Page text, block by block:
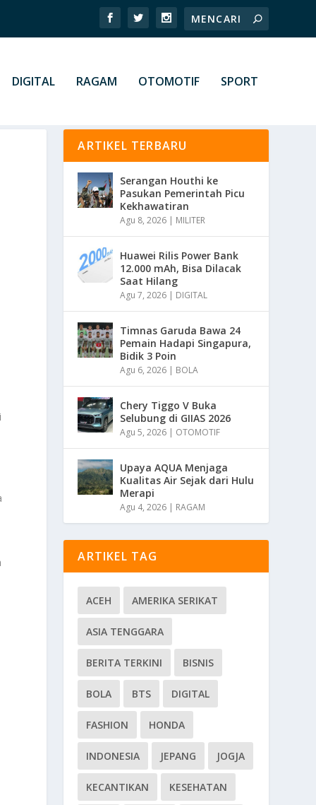
DIGITAL RAGAM OTOMOTIF SPORT
ARTIKEL TERBARU
Serangan Houthi ke
Pasukan Pemerintah Picu
Kekhawatiran
Agu 8, 2026 | MILITER
Huawei Rilis Power Bank
12.000 mAh, Bisa Dilacak
Saat Hilang
Agu 7, 2026 | DIGITAL
Timnas Garuda Bawa 24
Pemain Hadapi Singapura,
Bidik 3 Poin
Agu 6, 2026 | BOLA
Chery Tiggo V Buka
Selubung di GIIAS 2026
Agu 5, 2026 | OTOMOTIF
Upaya AQUA Menjaga
Kualitas Air Sejak dari Hulu
Merapi
Agu 4, 2026 | RAGAM
ARTIKEL TAG
ACEH AMERIKA SERIKAT
ASIA TENGGARA
BERITA TERKINI BISNIS
BOLA BTS DIGITAL
FASHION HONDA
INDONESIA JEPANG JOGJA
KECANTIKAN KESEHATAN